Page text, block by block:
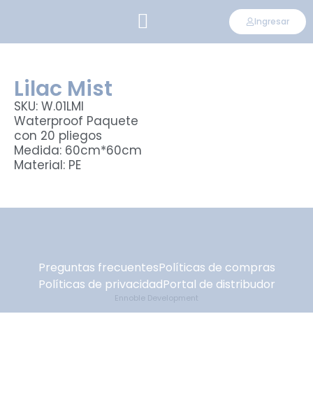
Ingresar
Lilac Mist
SKU: W.01LMI
Waterproof Paquete
con 20 pliegos
Medida: 60cm*60cm
Material: PE
Preguntas frecuentesPolíticas de compras
Políticas de privacidadPortal de distribudor
Ennoble Development